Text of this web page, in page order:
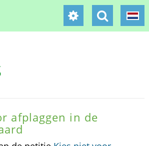
afplaggen in de